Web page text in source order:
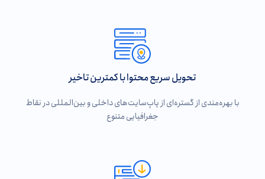
تحویل سریع محتوا با کمترین تاخیر
با بهره‌مندی از گستره‌ای از پاپ‌سایت‌های داخلی و بین‌المللی در نقاط
جغرافیایی متنوع